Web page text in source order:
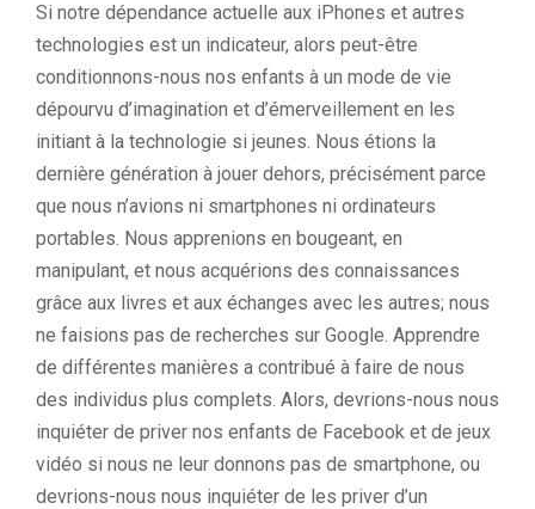
Si notre dépendance actuelle aux iPhones et autres
technologies est un indicateur, alors peut-être
conditionnons-nous nos enfants à un mode de vie
dépourvu d’imagination et d’émerveillement en les
initiant à la technologie si jeunes. Nous étions la
dernière génération à jouer dehors, précisément parce
que nous n’avions ni smartphones ni ordinateurs
portables. Nous apprenions en bougeant, en
manipulant, et nous acquérions des connaissances
grâce aux livres et aux échanges avec les autres; nous
ne faisions pas de recherches sur Google. Apprendre
de différentes manières a contribué à faire de nous
des individus plus complets. Alors, devrions-nous nous
inquiéter de priver nos enfants de Facebook et de jeux
vidéo si nous ne leur donnons pas de smartphone, ou
devrions-nous nous inquiéter de les priver d’un